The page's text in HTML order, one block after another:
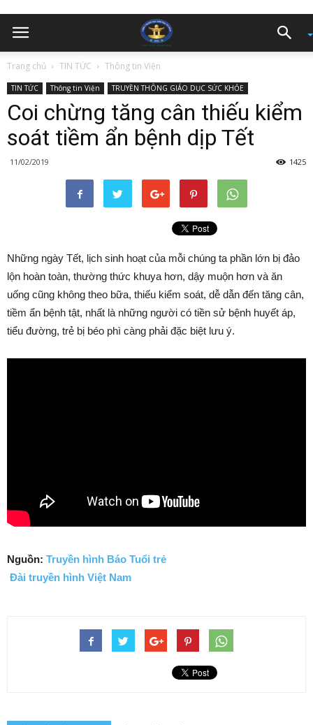
Trang chủ TIN TỨC Thông tin Viện
TIN TỨC Thông tin Viện TRUYỀN THÔNG GIÁO DỤC SỨC KHỎE
Coi chừng tăng cân thiếu kiểm
soát tiềm ẩn bệnh dịp Tết
11/02/2019 1425
Những ngày Tết, lịch sinh hoạt của mỗi chúng ta phần lớn bị đảo
lộn hoàn toàn, thường thức khuya hơn, dậy muộn hơn và ăn
uống cũng không theo bữa, thiếu kiểm soát, dễ dẫn đến tăng cân,
tiềm ẩn bệnh tật, nhất là những người có tiền sử bệnh huyết áp,
tiểu đường, trẻ bị béo phì càng phải đặc biệt lưu ý.
Nguồn: Truyền hình Báo Tuổi trẻ
Đài truyền hình Việt Nam